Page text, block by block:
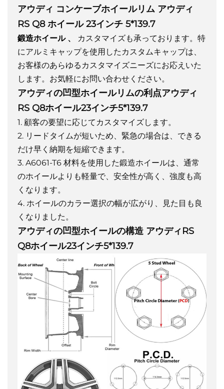
アウディ コンケーブホイールリム アウディ
RS Q8 ホイール 23インチ 5*139.7
鍛造ホイール 、
カスタマイズも承っております。特
にアルミキャップを使用したカスタムキャップは、
お客様のあらゆるカスタマイズニーズにお応えいた
します。お気軽にお問い合わせください。
アウディの凹型ホイールリムの利点アウディ
RS Q8ホイール23インチ5*139.7
1. 顧客の要望に応じてカスタマイズします。
2. リードタイムが短いため、緊急の場合は、できる
だけ早く納期を短縮できます。
3. A6061-T6 材料を使用した鍛造ホイールは、通常
のホイールよりも軽量で、安全性が高く、強度も高
くなります。
4. ホイールのカラー選択の幅が広がり、見た目も良
くなりました。
アウディの凹型ホイールの構造 アウディRS
Q8ホイール23インチ5*139.7